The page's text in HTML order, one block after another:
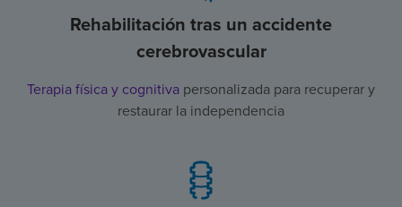
Rehabilitación tras un accidente
cerebrovascular
Terapia física y cognitiva personalizada para recuperar y
restaurar la independencia